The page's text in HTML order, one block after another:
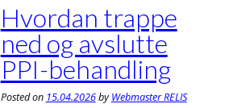
Hvordan trappe
ned og avslutte
PPI-behandling
Posted on 15.04.2026byWebmaster RELIS